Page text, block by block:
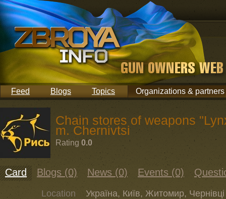
Feed Blogs Topics Organizations & partners
Chain stores of weapons
m. Chernivtsi
Rating 0.0
Card Blogs (0) News (0) Events (0)
Location
Україна, Київ, Житомир, Чернівці